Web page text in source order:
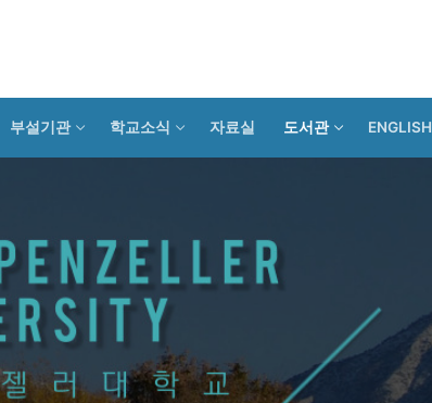
부설기관 학교소식 자료실 도서관 ENGLISH